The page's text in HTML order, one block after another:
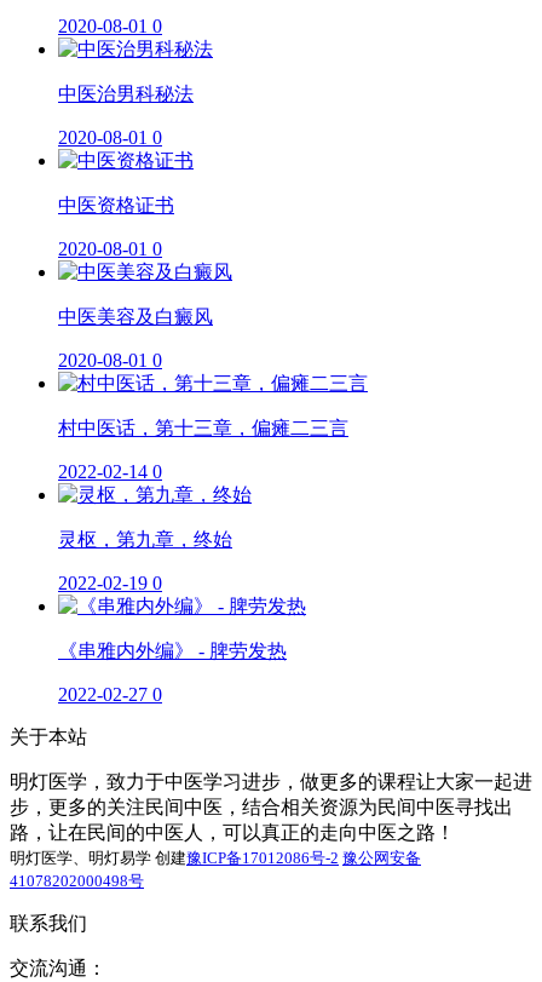
2020-08-01 0
中医治男科秘法
2020-08-01 0
中医资格证书
2020-08-01 0
中医美容及白癜风
2020-08-01 0
村中医话，第十三章，偏瘫二三言
2022-02-14 0
灵枢，第九章，终始
2022-02-19 0
《串雅内外编》 - 脾劳发热
2022-02-27 0
关于本站
明灯医学，致力于中医学习进步，做更多的课程让大家一起进
步，更多的关注民间中医，结合相关资源为民间中医寻找出
路，让在民间的中医人，可以真正的走向中医之路！
明灯医学、明灯易学 创建豫ICP备17012086号-2 豫公网安备
41078202000498号
联系我们
交流沟通：